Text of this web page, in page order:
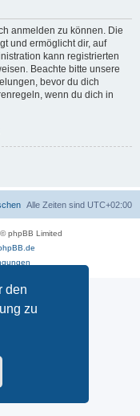
den
zu
anmelden zu können. Die
und ermöglicht dir, auf
kann registrierten
Beachte bitte unsere
bevor du dich
wenn du dich in
Alle Zeiten sind UTC+02:00
phpBB Limited